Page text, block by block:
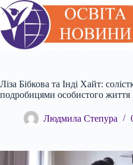
Перейти
до
вмісту
Ліза Бібкова та Інді Хайт:
подробицями особистого життя
Людмила Степура